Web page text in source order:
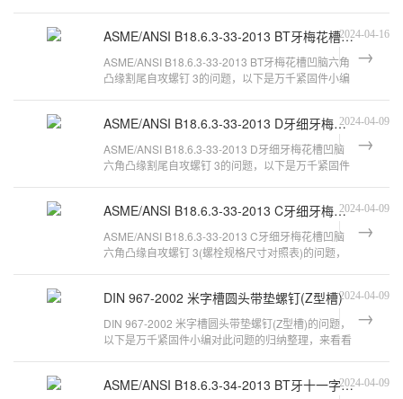
ASME/ANSI B18.6.3-33-2013 BT牙梅花槽凹脑六角凸缘割尾自攻螺钉 3
2024-04-16
ASME/ANSI B18.6.3-33-2013 BT牙梅花槽凹脑六角
凸缘割尾自攻螺钉 3的问题，以下是万千紧固件小编
ASME/ANSI B18.6.3-33-2013 D牙细牙梅花槽凹脑六角凸缘割尾自攻螺钉 32024-04-09
ASME/ANSI B18.6.3-33-2013 D牙细牙梅花槽凹脑
六角凸缘割尾自攻螺钉 3的问题，以下是万千紧固件
ASME/ANSI B18.6.3-33-2013 C牙细牙梅花槽凹脑六角凸缘自攻螺钉 32024-04-09
ASME/ANSI B18.6.3-33-2013 C牙细牙梅花槽凹脑
六角凸缘自攻螺钉 3(螺栓规格尺寸对照表)的问题，
DIN 967-2002 米字槽圆头带垫螺钉(Z型槽)2024-04-09
DIN 967-2002 米字槽圆头带垫螺钉(Z型槽)的问题，
以下是万千紧固件小编对此问题的归纳整理，来看看
ASME/ANSI B18.6.3-34-2013 BT牙十一字槽凹脑六角凸缘割尾自攻螺钉 4
2024-04-09